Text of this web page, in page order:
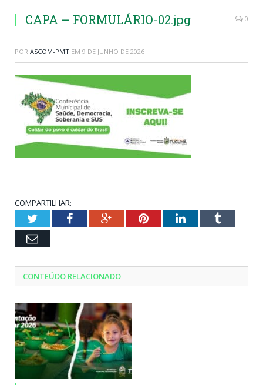
CAPA – FORMULÁRIO-02.jpg 0
POR ASCOM-PMT EM 9 DE JUNHO DE 2026
COMPARTILHAR:
TwitterFacebookGoogle+PinterestLinkedInTumblr
Email
CONTEÚDO RELACIONADO